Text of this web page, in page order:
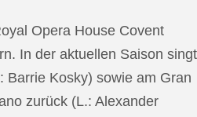
Opera House Covent
In der aktuellen Saison singt
Barrie Kosky) sowie am Gran
zurück (L.: Alexander